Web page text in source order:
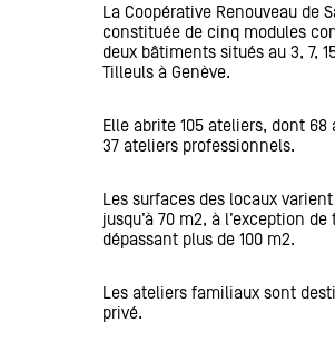
La Coopérative Renouveau de
constituée de cinq modules
deux bâtiments situés au 3, 7,
Tilleuls à Genève.
Elle abrite 105 ateliers, dont
37 ateliers professionnels.
Les surfaces des locaux
jusqu’à 70 m2, à l’exception
dépassant plus de 100 m2.
Les ateliers familiaux sont
privé.